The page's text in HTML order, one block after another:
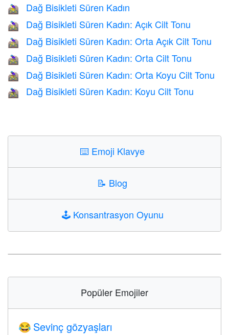
🚵‍♀️ Dağ Bisikleti Süren Kadın
🚵🏻‍♀️ Dağ Bisikleti Süren Kadın: Açık Cilt Tonu
🚵🏼‍♀️ Dağ Bisikleti Süren Kadın: Orta Açık Cilt Tonu
🚵🏽‍♀️ Dağ Bisikleti Süren Kadın: Orta Cilt Tonu
🚵🏾‍♀️ Dağ Bisikleti Süren Kadın: Orta Koyu Cilt Tonu
🚵🏿‍♀️ Dağ Bisikleti Süren Kadın: Koyu Cilt Tonu
⌨️ Emoji Klavye
📝 Blog
🕹️ Konsantrasyon Oyunu
Popüler Emojiler
😂 Sevinç gözyaşları